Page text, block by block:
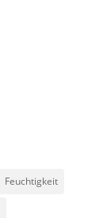
Feuchtigkeit